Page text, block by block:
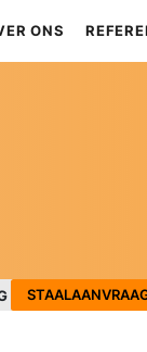
ONS